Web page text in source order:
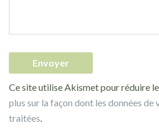
Ce site utilise Akismet pour réduire
plus sur la façon dont les données
traitées